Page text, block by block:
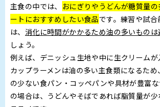
主食の中では、
おにぎりやうどんが糖質量
ートにおすすめしたい食品です。練習や試
は、 消化に時間がかかるため油の多いもの
しょう。
例えば、デニッシュ生地や中に生クリームが
カップラーメンは油の多い主食類になるた
の少ない食パン・コッペパンや具材が豊富
の場合は、うどんやそばであれば脂質量が